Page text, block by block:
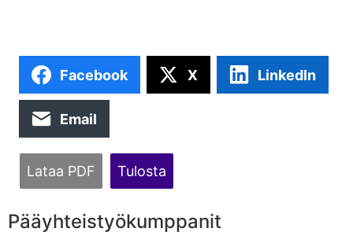
Facebook X LinkedIn
Email
Lataa PDF Tulosta
Pääyhteistyökumppanit